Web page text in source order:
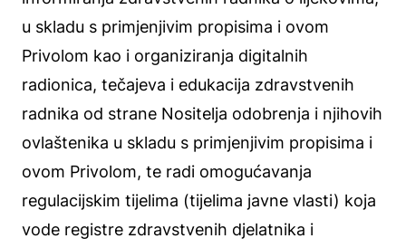
u skladu s primjenjivim propisima i ovom
Privolom kao i organiziranja digitalnih
radionica, tečajeva i edukacija zdravstvenih
radnika od strane Nositelja odobrenja i njihovih
ovlaštenika u skladu s primjenjivim propisima i
ovom Privolom, te radi omogućavanja ​
regulacijskim tijelima (tijelima javne vlasti) koja
vode registre zdravstvenih djelatnika i